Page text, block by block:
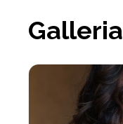
Galleria